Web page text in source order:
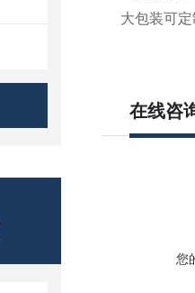
大包装可
在线咨
您